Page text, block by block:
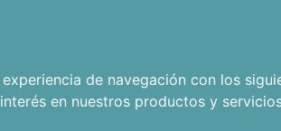
de navegación con los
en nuestros productos y